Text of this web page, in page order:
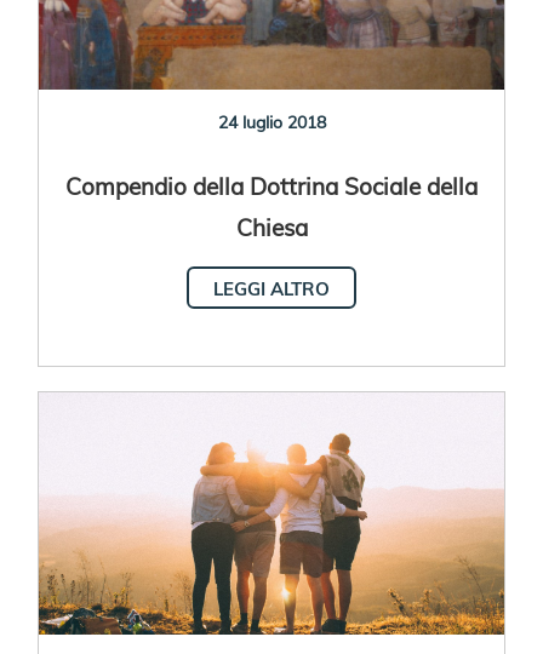
24 luglio 2018
Compendio della Dottrina Sociale della
Chiesa
LEGGI ALTRO